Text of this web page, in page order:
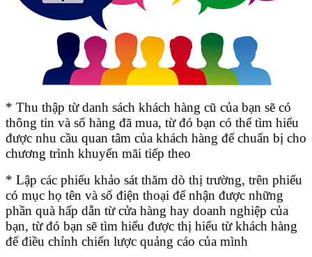
* Thu thập từ danh sách khách hàng cũ của bạn sẽ có
thông tin và số hàng đã mua, từ đó bạn có thể tìm hiểu
được nhu cầu quan tâm của khách hàng để chuẩn bị cho
chương trình khuyến mãi tiếp theo
* Lập các phiếu khảo sát thăm dò thị trường, trên phiếu
có mục họ tên và số điện thoại để nhận được những
phần quà hấp dẫn từ cửa hàng hay doanh nghiệp của
bạn, từ đó bạn sẽ tìm hiểu được thị hiếu từ khách hàng
để điều chỉnh chiến lược quảng cáo của mình